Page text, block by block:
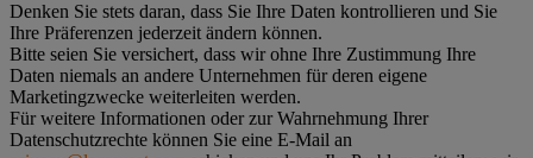
Denken Sie stets daran, dass Sie Ihre Daten kontrollieren und Sie
Ihre Präferenzen jederzeit ändern können.
Bitte seien Sie versichert, dass wir ohne Ihre Zustimmung Ihre
Daten niemals an andere Unternehmen für deren eigene
Marketingzwecke weiterleiten werden.
Für weitere Informationen oder zur Wahrnehmung Ihrer
Datenschutzrechte können Sie eine E-Mail an